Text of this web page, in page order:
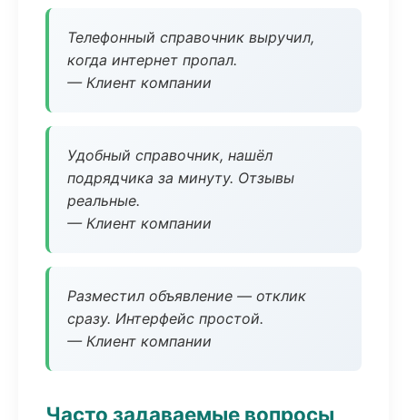
Телефонный справочник выручил,
когда интернет пропал.
— Клиент компании
Удобный справочник, нашёл
подрядчика за минуту. Отзывы
реальные.
— Клиент компании
Разместил объявление — отклик
сразу. Интерфейс простой.
— Клиент компании
Часто задаваемые вопросы